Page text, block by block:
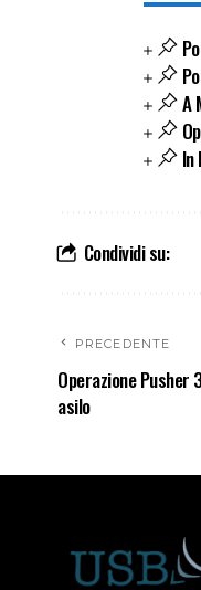
A
Condividi su:
PRECEDENTE
Operazione
asilo